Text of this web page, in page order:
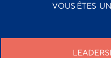
VOUS ÊTES